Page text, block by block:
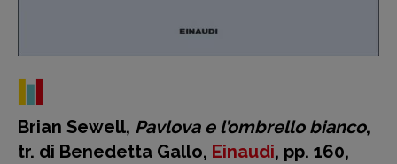
Brian Sewell, Pavlova e l’ombrello bianco,
tr. di Benedetta Gallo, Einaudi, pp. 160,